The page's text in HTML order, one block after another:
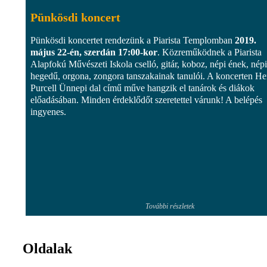
Pünkösdi koncert
Pünkösdi koncertet rendezünk a Piarista Templomban 2019.
május 22-én, szerdán 17:00-kor. Közreműködnek a Piarista
Alapfokú Művészeti Iskola cselló, gitár, koboz, népi ének, népi
hegedű, orgona, zongora tanszakainak tanulói. A koncerten
Purcell Ünnepi dal című műve hangzik el tanárok és diákok
előadásában. Minden érdeklődőt szeretettel várunk! A belépés
ingyenes.
További részletek
Oldalak